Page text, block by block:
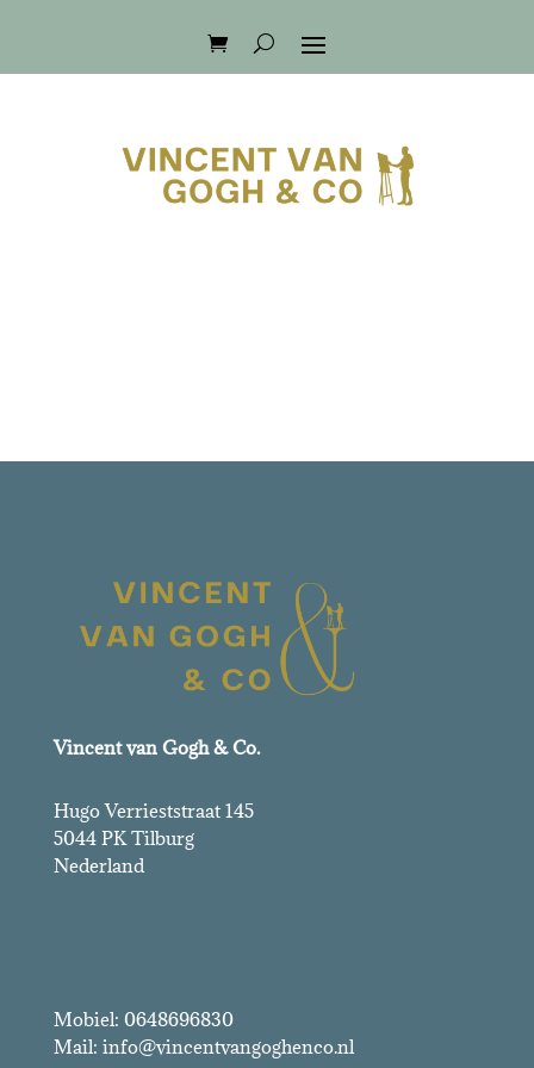
Vincent van Gogh & Co.
Hugo Verrieststraat 145
5044 PK Tilburg
Nederland
Mobiel: 0648696830
Mail: info@vincentvangoghenco.nl